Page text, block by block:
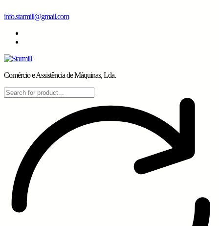
Skip
content
info.starmill@gmail.com
Comércio e Assistência de Máquinas, Lda.